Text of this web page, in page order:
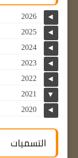
◄
2026
◄
2025
◄
2024
◄
2023
◄
2022
▼
2021
◄
2020
التسميات